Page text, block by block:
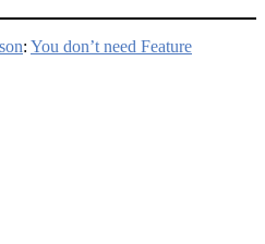
: You don’t need Feature